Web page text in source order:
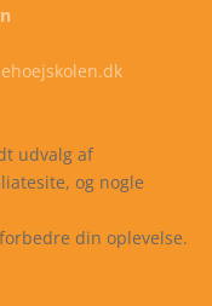
udvalg af
og nogle
din oplevelse.